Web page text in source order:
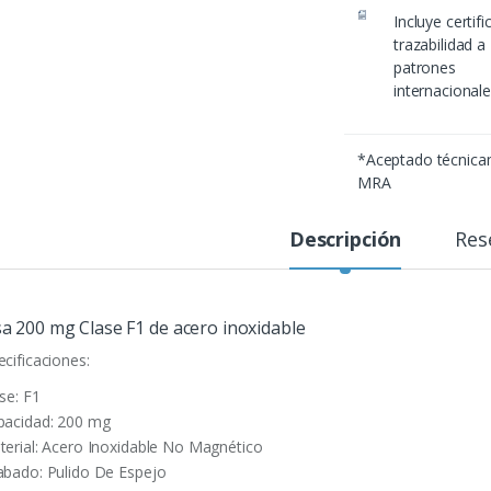
Incluye
trazabilidad a
patrones
*Aceptado
MRA
Descripción
200 mg Clase F1 de acero inoxidable
F1
200 mg
Acero Inoxidable No Magnético
Pulido De Espejo